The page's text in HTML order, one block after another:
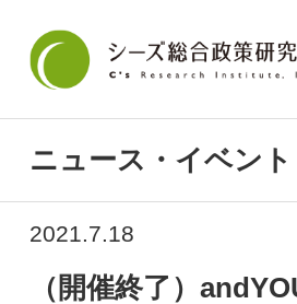
ニュース・イベント
2021.7.18
（開催終了）